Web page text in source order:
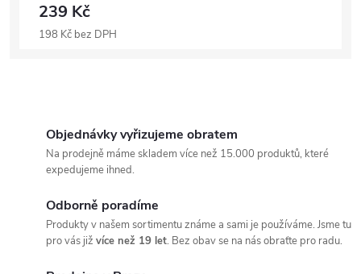
239 Kč
198 Kč bez DPH
Objednávky vyřizujeme obratem
Na prodejně máme skladem více než 15.000 produktů, které
expedujeme ihned.
Odborně poradíme
Produkty v našem sortimentu známe a sami je používáme. Jsme tu
pro vás již více než 19 let. Bez obav se na nás obraťte pro radu.